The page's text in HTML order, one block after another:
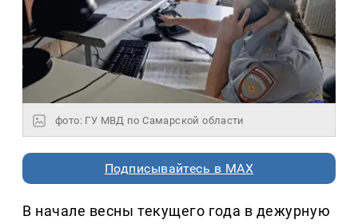
фото: ГУ МВД по Самарской области
Подписывайтесь в MAX
В начале весны текущего года в дежурную